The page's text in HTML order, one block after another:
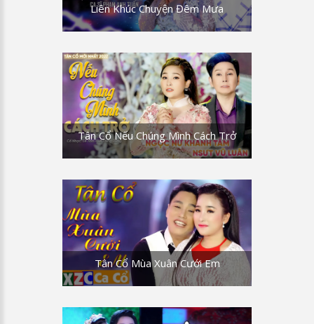
Liên Khúc Chuyện Đêm Mưa
Tân Cổ Nếu Chúng Mình Cách Trở
Tân Cổ Mùa Xuân Cưới Em